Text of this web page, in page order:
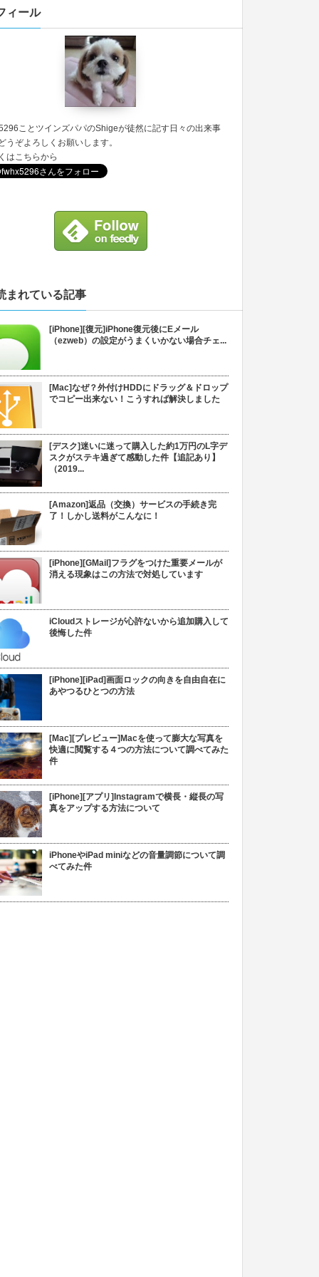
ィール
ことツインズパパのShigeが徒然に記す日々の出来事
うぞよろしくお願いします。
はこちらから
まれている記事
[iPhone][復元]iPhone復元後にEメール
（ezweb）の設定がうまくいかない場合チェ...
[Mac]なぜ？外付けHDDにドラッグ＆ドロップ
でコピー出来ない！こうすれば解決しました
[デスク]迷いに迷って購入した約1万円のL字デ
スクがステキ過ぎて感動した件【追記あり】
（2019...
[Amazon]返品（交換）サービスの手続き完
了！しかし送料がこんなに！
[iPhone][GMail]フラグをつけた重要メールが
消える現象はこの方法で対処しています
iCloudストレージが心許ないから追加購入して
後悔した件
[iPhone][iPad]画面ロックの向きを自由自在に
あやつるひとつの方法
[Mac][プレビュー]Macを使って膨大な写真を
快適に閲覧する４つの方法について調べてみた
件
[iPhone][アプリ]Instagramで横長・縦長の写
真をアップする方法について
iPhoneやiPad miniなどの音量調節について調
べてみた件